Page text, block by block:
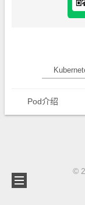
Pod介绍
©